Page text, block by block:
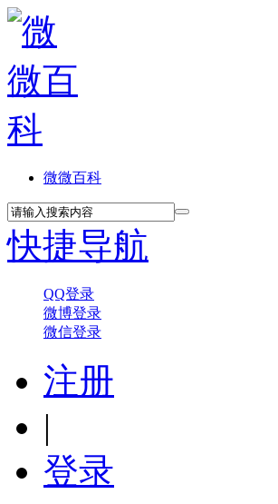
微微百科
快捷导航
QQ登录
微博登录
微信登录
注册
|
登录